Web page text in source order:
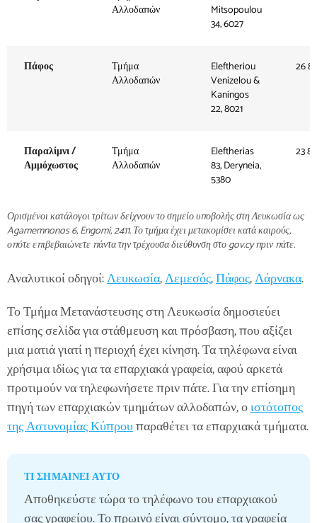
Αλλοδαπών
Mitsopoulou
34, 6027
Πάφος
Τμήμα
Αλλοδαπών
Eleftheriou
Venizelou &
Kaningos
22, 8021
26
Παραλίμνι /
Αμμόχωστος
Τμήμα
Αλλοδαπών
Eleftherias
83, Deryneia,
5380
23
Ορισμένοι κατάλογοι τρίτων δείχνουν το σημείο υποβολής στη Λευκωσία ως
Agamemnonos 6, Engomi, 2411. Το τμήμα έχει μετακομίσει κατά καιρούς,
οπότε επιβεβαιώνετε πάντα την τρέχουσα διεύθυνση στο gov.cy πριν πάτε.
Αναλυτικοί οδηγοί:Λευκωσία,Λεμεσός,Πάφος,Λάρνακα.
Το Τμήμα Μετανάστευσης στη Λευκωσία δημοσιεύει
επίσης σελίδα για στάθμευση και πρόσβαση, που αξίζει
μια ματιά γιατί η περιοχή έχει κίνηση. Τα τηλέφωνα είναι
χρήσιμα ιδίως για τα επαρχιακά γραφεία, αφού αρκετά
προτιμούν να τηλεφωνήσετε πριν πάτε. Για την επίσημη
πηγή των επαρχιακών τμημάτων αλλοδαπών, οιστότοπος
της Αστυνομίας Κύπρουπαραθέτει τα επαρχιακά τμήματα.
ΤΙ ΣΗΜΑΊΝΕΙ ΑΥΤΌ
Αποθηκεύστε τώρα το τηλέφωνο του επαρχιακού
σας γραφείου. Το πρωινό είναι σύντομο, τα γραφεία